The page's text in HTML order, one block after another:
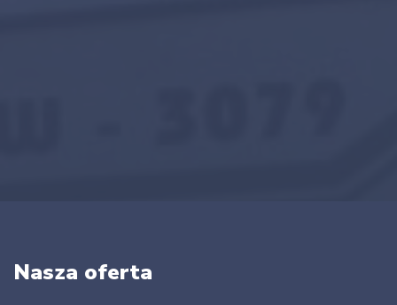
Nasza oferta